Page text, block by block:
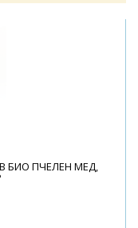
БИО ПЧЕЛЕН МЕД,